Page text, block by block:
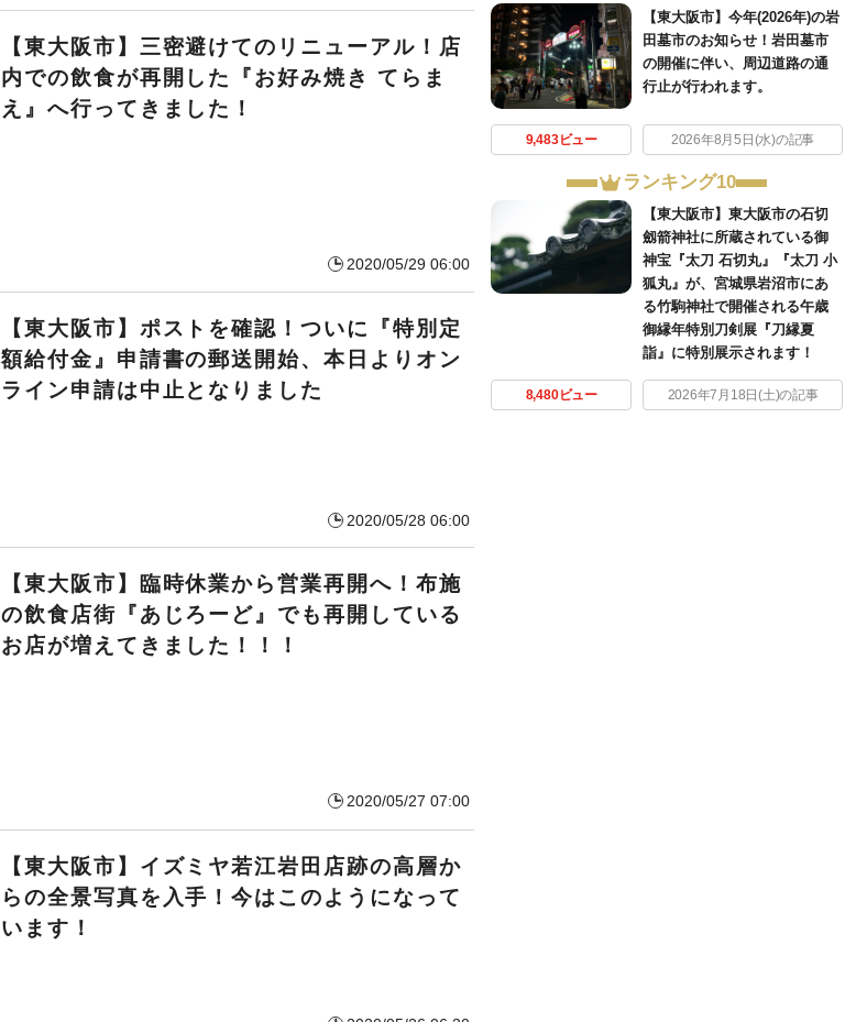
【東大阪市】三密避けてのリニューアル！店
内での飲食が再開した『お好み焼き てらま
え』へ行ってきました！
2020/05/29 06:00
【東大阪市】ポストを確認！ついに『特別定
額給付金』申請書の郵送開始、本日よりオン
ライン申請は中止となりました
2020/05/28 06:00
【東大阪市】臨時休業から営業再開へ！布施
の飲食店街『あじろーど』でも再開している
お店が増えてきました！！！
2020/05/27 07:00
【東大阪市】イズミヤ若江岩田店跡の高層か
らの全景写真を入手！今はこのようになって
います！
【東大阪市】今年(2026年)の岩
田墓市のお知らせ！岩田墓市
の開催に伴い、周辺道路の通
行止が行われます。
9,483ビュー 2026年8月5日(水)の記事
ランキング10
【東大阪市】東大阪市の石切
劔箭神社に所蔵されている御
神宝『太刀 石切丸』『太刀 小
狐丸』が、宮城県岩沼市にあ
る竹駒神社で開催される午歳
御縁年特別刀剣展『刀縁夏
詣』に特別展示されます！
8,480ビュー 2026年7月18日(土)の記事